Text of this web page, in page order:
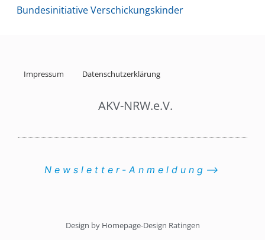
Bundesinitiative Verschickungskinder
Impressum Datenschutzerklärung
AKV-NRW.e.V.
Newsletter-Anmeldung⟶
Design by Homepage-Design Ratingen